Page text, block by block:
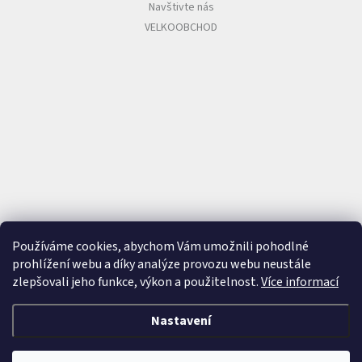
Používáme cookies, abychom Vám umožnili pohodlné
prohlížení webu a díky analýze provozu webu neustále
zlepšovali jeho funkce, výkon a použitelnost.Více informací
Nastavení
Navštivte nás
VELKOOBCHOD